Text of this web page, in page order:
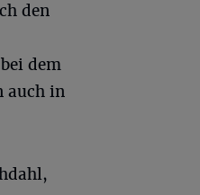
den
dem
auch in